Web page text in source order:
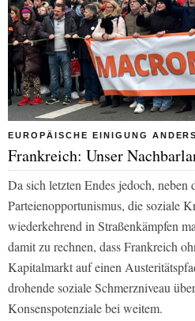
EUROPÄISCHE EINIGUNG ANDERS
Frankreich: Unser
Da sich letzten Endes jedoch, neben
Parteienopportunismus, die soziale
wiederkehrend in Straßenkämpfen
damit zu rechnen, dass Frankreich
Kapitalmarkt auf einen
drohende soziale Schmerzniveau
Konsenspotenziale bei weitem.